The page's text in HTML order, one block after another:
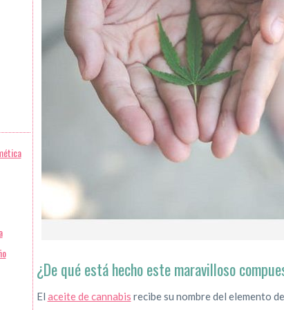
¿De qué está hecho este maravilloso
El aceite de cannabis recibe su nombre del elemento